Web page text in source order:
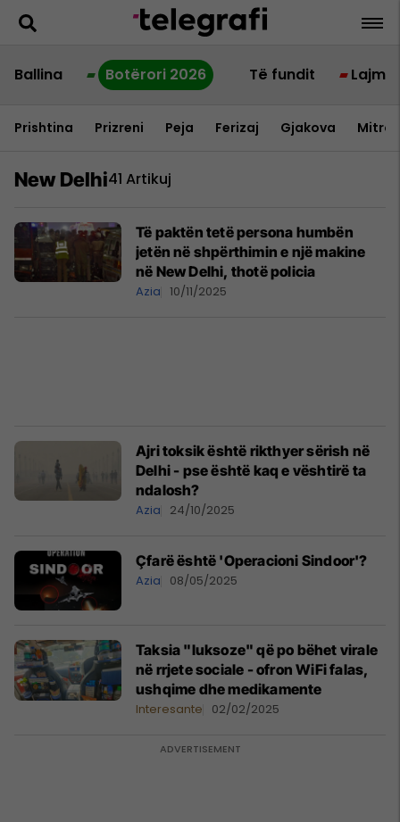
Ballina Botërori 2026 Të fundit Lajme
Prishtina Prizreni Peja Ferizaj Gjakova
New Delhi41 Artikuj
Të paktën tetë persona humbën
jetën në shpërthimin e një makine
në New Delhi, thotë policia
Azia 10/11/2025
Ajri toksik është rikthyer sërish në
Delhi - pse është kaq e vështirë ta
ndalosh?
Azia 24/10/2025
Çfarë është 'Operacioni Sindoor'?
Azia 08/05/2025
Taksia "luksoze" që po bëhet virale
në rrjete sociale - ofron WiFi falas,
ushqime dhe medikamente
Interesante 02/02/2025